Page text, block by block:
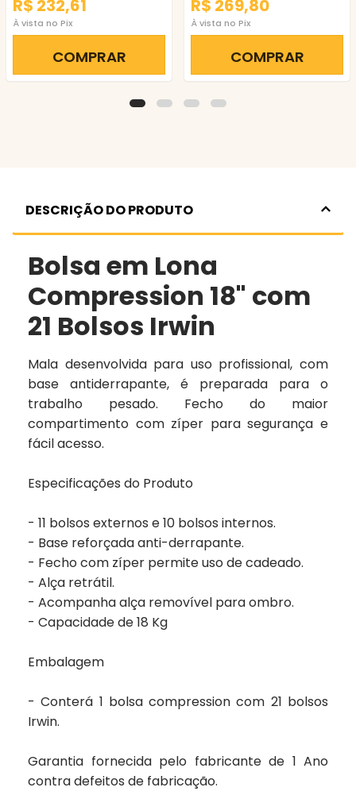
R$ 232,61
À vista no Pix
COMPRAR
R$ 269,80
À vista no Pix
COMPRAR
DESCRIÇÃO DO PRODUTO
Bolsa em Lona
Compression 18" com
21 Bolsos Irwin
Mala desenvolvida para uso profissional, com
base antiderrapante, é preparada para o
trabalho pesado. Fecho do maior
compartimento com zíper para segurança e
fácil acesso.
Especificações do Produto
- 11 bolsos externos e 10 bolsos internos.
- Base reforçada anti-derrapante.
- Fecho com zíper permite uso de cadeado.
- Alça retrátil.
- Acompanha alça removível para ombro.
- Capacidade de 18 Kg
Embalagem
- Conterá 1 bolsa compression com 21 bolsos
Irwin.
Garantia fornecida pelo fabricante de 1 Ano
contra defeitos de fabricação.